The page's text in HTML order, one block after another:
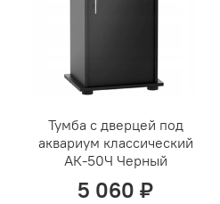
Тумба с дверцей под
аквариум классический
АК-50Ч Черный
5 060 ₽